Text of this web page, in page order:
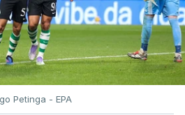
Petinga - EPA